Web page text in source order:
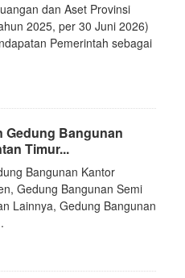
dan Aset Provinsi
2025, per 30 Juni 2026)
Pemerintah sebagai
Gedung Bangunan
Timur...
Bangunan Kantor
Gedung Bangunan Semi
Lainnya, Gedung Bangunan